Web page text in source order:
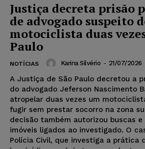
Justiça decreta prisão
de advogado suspeito
motociclista duas
Paulo
NOTÍCIAS Karina Silvério - 21/07/2026
A Justiça de São Paulo decretou a
do advogado Jeferson Nascimento
atropelar duas vezes um
fugir sem prestar socorro na zona
decisão também autorizou buscas e
imóveis ligados ao investigado. O
Polícia Civil, que investiga a prática